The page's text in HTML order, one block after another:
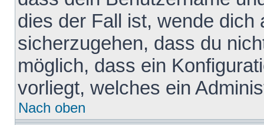
dies der Fall ist, wende dich
sicherzugehen, dass du
möglich, dass ein
vorliegt, welches ein
Nach oben